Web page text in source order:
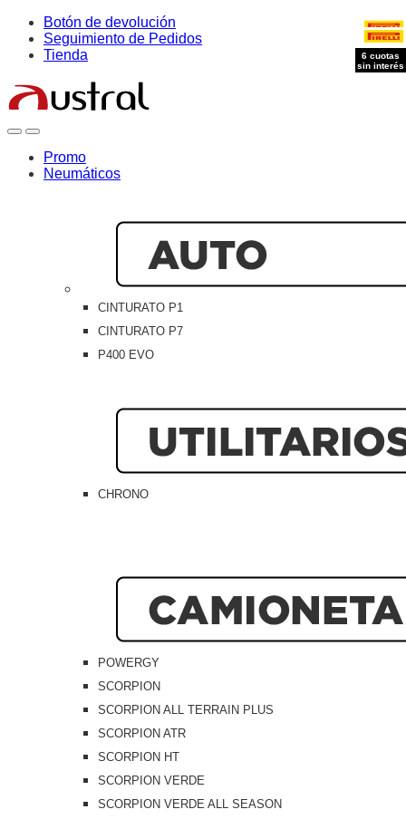
Skip
navigation
Skip
content
Botón de devolución
Seguimiento de Pedidos
Tienda
OpenClose
Promo
Neumáticos
CINTURATO P1
CINTURATO P7
P400 EVO
CHRONO
POWERGY
SCORPION
SCORPION ALL TERRAIN PLUS
SCORPION ATR
SCORPION HT
SCORPION VERDE
SCORPION VERDE ALL SEASON
6 cuotas
sin interés
6 cuotas
sin interés
6 cuotas
sin interés
6 cuotas
sin interés